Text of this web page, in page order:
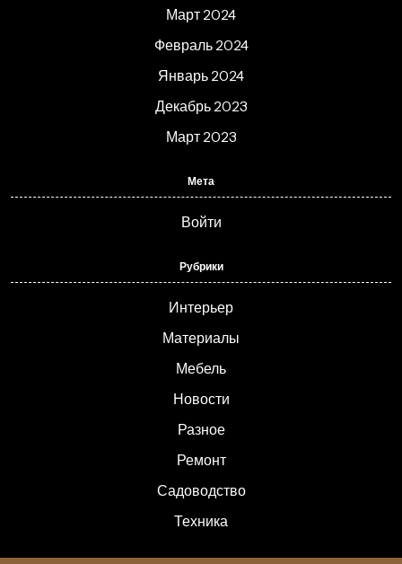
Март 2024
Февраль 2024
Январь 2024
Декабрь 2023
Март 2023
Мета
Войти
Рубрики
Интерьер
Материалы
Мебель
Новости
Разное
Ремонт
Садоводство
Техника